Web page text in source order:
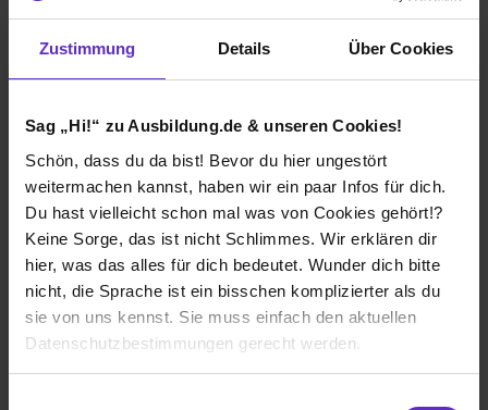
Zustimmung Details Über Cookies
Sag „Hi!“ zu Ausbildung.de & unseren Cookies!
Schön, dass du da bist! Bevor du hier ungestört
weitermachen kannst, haben wir ein paar Infos für dich.
Du hast vielleicht schon mal was von Cookies gehört!?
Keine Sorge, das ist nicht Schlimmes. Wir erklären dir
hier, was das alles für dich bedeutet. Wunder dich bitte
nicht, die Sprache ist ein bisschen komplizierter als du
sie von uns kennst. Sie muss einfach den aktuellen
Datenschutzbestimmungen gerecht werden.
Wie gefällt dir dein Ausbildungsberuf?
Mir gefällt an dem Berufsfeld sehr gut, dass die für die
vollumfängliche Ausübung des Berufes notwendigen
Kompetenzen von den Kolleginnen und Kollegen sehr
gut übermittelt werden und individuell von Azubi zu
Azubi geschaut wird, wo die Kernkompetenzen liegen
und wo man sich im Unternehmen am besten einfindet.
Sebapharma GmbH & Co. KG
Klassische duale Berufsausbildung
Boppard